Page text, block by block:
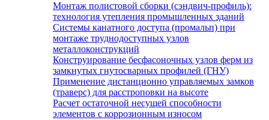
Монтаж полистовой сборки (сэндвич-профиль):
технология утепления промышленных зданий
Системы канатного доступа (промальп) при
монтаже труднодоступных узлов
металлоконструкций
Конструирование бесфасоночных узлов ферм из
замкнутых гнутосварных профилей (ГНУ)
Применение дистанционно управляемых замков
(траверс) для расстроповки на высоте
Расчет остаточной несущей способности
элементов с коррозионным износом